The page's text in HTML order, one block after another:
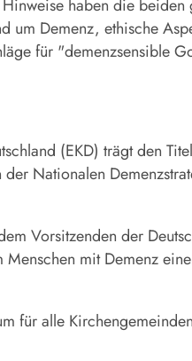
haben die
Demenz, ethische
für "demenzsensible
(EKD) trägt den
Nationalen
Vorsitzenden der
mit Demenz
für alle